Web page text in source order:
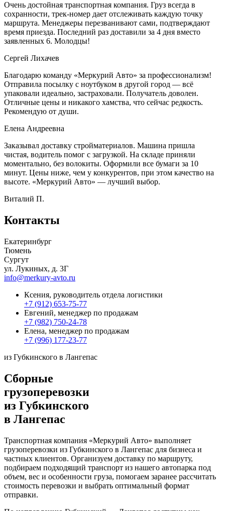
Очень достойная транспортная компания. Груз всегда в
сохранности, трек-номер дает отслеживать каждую точку
маршрута. Менеджеры перезванивают сами, подтверждают
время приезда. Последний раз доставили за 4 дня вместо
заявленных 6. Молодцы!
Сергей Лихачев
Благодарю команду «Меркурий Авто» за профессионализм!
Отправила посылку с ноутбуком в другой город — всё
упаковали идеально, застраховали. Получатель доволен.
Отличные цены и никакого хамства, что сейчас редкость.
Рекомендую от души.
Елена Андреевна
Заказывал доставку стройматериалов. Машина пришла
чистая, водитель помог с загрузкой. На складе приняли
моментально, без волокиты. Оформили все бумаги за 10
минут. Цены ниже, чем у конкурентов, при этом качество на
высоте. «Меркурий Авто» — лучший выбор.
Виталий П.
Контакты
Екатеринбург
Тюмень
Сургут
ул. Лукиных, д. 3Г
info@merkury-avto.ru
Ксения, руководитель отдела логистики
+7 (912) 653-75-77
Евгений, менеджер по продажам
+7 (982) 750-24-78
Елена, менеджер по продажам
+7 (996) 177-23-77
из Губкинского в Лангепас
Сборные
грузоперевозки
из Губкинского
в Лангепас
Транспортная компания «Меркурий Авто» выполняет
грузоперевозки из Губкинского в Лангепас для бизнеса и
частных клиентов. Организуем доставку по маршруту,
подбираем подходящий транспорт из нашего автопарка под
объем, вес и особенности груза, помогаем заранее рассчитать
стоимость перевозки и выбрать оптимальный формат
отправки.